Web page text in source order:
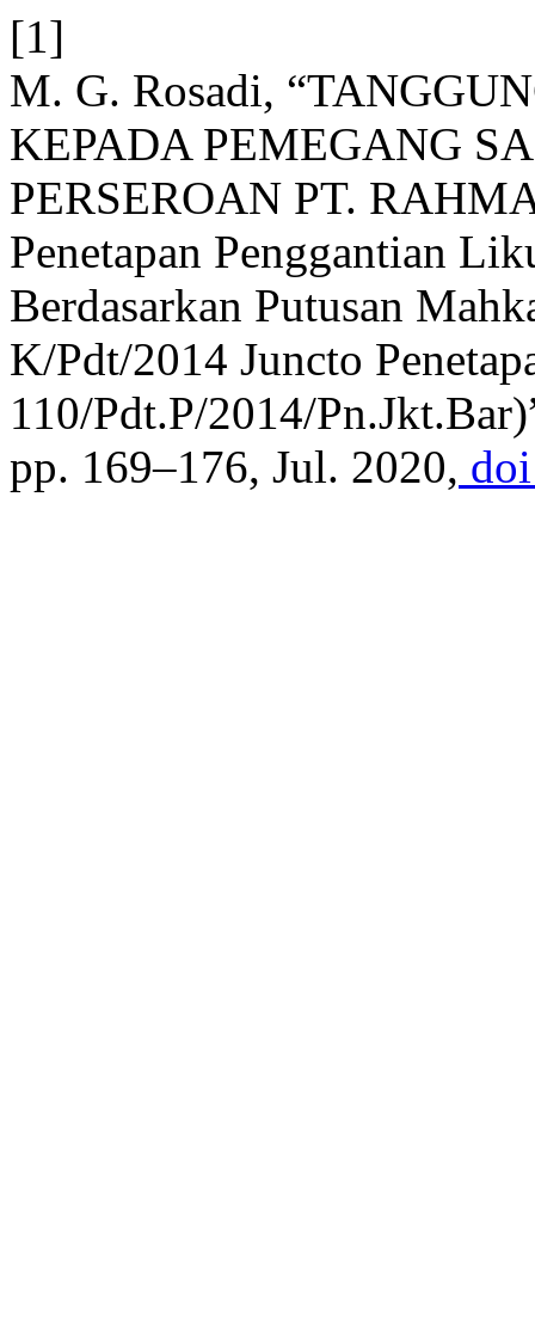
[1]
M. G. Rosadi,
KEPADA PEMEGANG
PERSEROAN PT.
Penetapan Penggantian
Berdasarkan Putusan
K/Pdt/2014 Juncto
110/Pdt.P/2014/
pp. 169–176, Jul. 2020,